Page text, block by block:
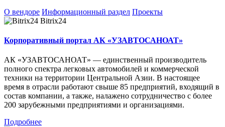
О вендоре Информационный раздел Проекты
Bitrix24
Корпоративный портал АК «УЗАВТОСАНОАТ»
АК «УЗАВТОСАНОАТ» — единственный производитель
полного спектра легковых автомобилей и коммерческой
техники на территории Центральной Азии. В настоящее
время в отрасли работают свыше 85 предприятий, входящий в
состав компании, а также, налажено сотрудничество с более
200 зарубежными предприятиями и организациями.
Подробнее